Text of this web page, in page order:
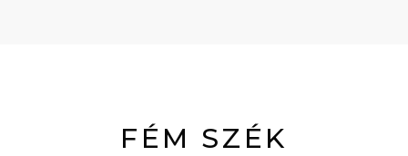
FÉM SZÉK